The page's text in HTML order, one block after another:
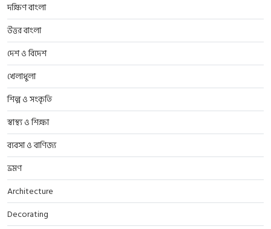
দক্ষিণ বাংলা
উত্তর বাংলা
দেশ ও বিদেশ
খেলাধুলা
শিল্প ও সংকৃতি
স্বাস্থ্য ও শিক্ষা
ব্যবসা ও বাণিজ্য
ভ্রমণ
Architecture
Decorating